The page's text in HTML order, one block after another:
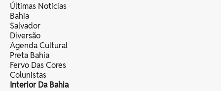
Últimas Notícias
Bahia
Salvador
Diversão
Agenda Cultural
Preta Bahia
Fervo Das Cores
Colunistas
Interior Da Bahia